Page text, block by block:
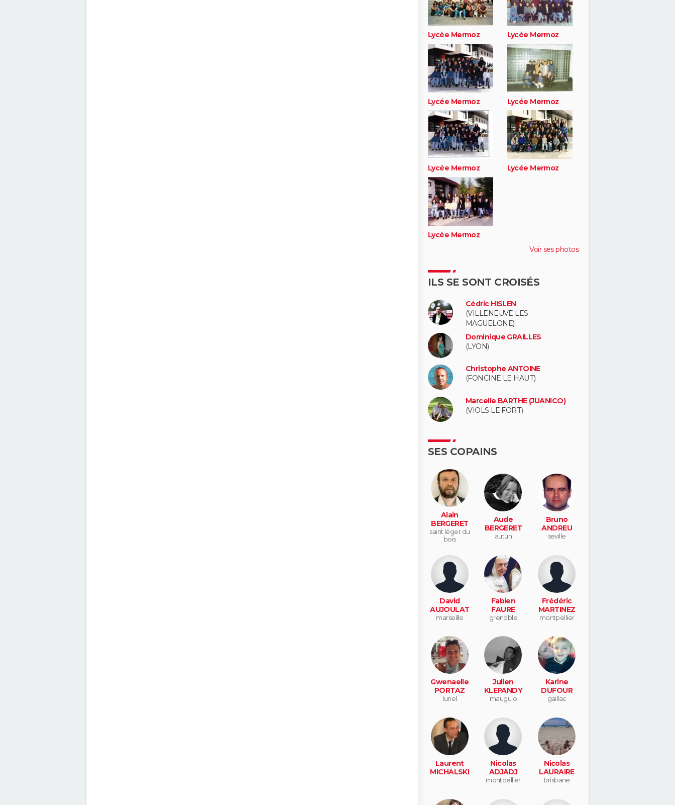
Lycée Mermoz Lycée Mermoz
Lycée Mermoz Lycée Mermoz
Lycée Mermoz Lycée Mermoz
Lycée Mermoz
Voir ses photos
ILS SE SONT CROISÉS
Cédric HISLEN
(VILLENEUVE LES
MAGUELONE)
Dominique GRAILLES
(LYON)
Christophe ANTOINE
(FONCINE LE HAUT)
Marcelle BARTHE (JUANICO)
(VIOLS LE FORT)
SES COPAINS
Alain
BERGERET
saint léger du
bois
Aude
BERGERET
autun
Bruno
ANDREU
seville
David
AUJOULAT
marseille
Fabien
FAURE
grenoble
Frédéric
MARTINEZ
montpellier
Gwenaelle
PORTAZ
lunel
Julien
KLEPANDY
mauguio
Karine
DUFOUR
gaillac
Laurent
MICHALSKI
Nicolas
ADJADJ
montpellier
Nicolas
LAURAIRE
brisbane